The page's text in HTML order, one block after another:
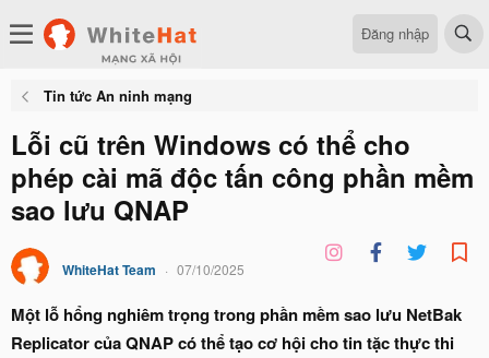
Đăng nhập
Tin tức An ninh mạng
Lỗi cũ trên Windows có thể cho
phép cài mã độc tấn công phần mềm
sao lưu QNAP
WhiteHat Team 07/10/2025
Một lỗ hổng nghiêm trọng trong phần mềm sao lưu NetBak
Replicator của QNAP có thể tạo cơ hội cho tin tặc thực thi